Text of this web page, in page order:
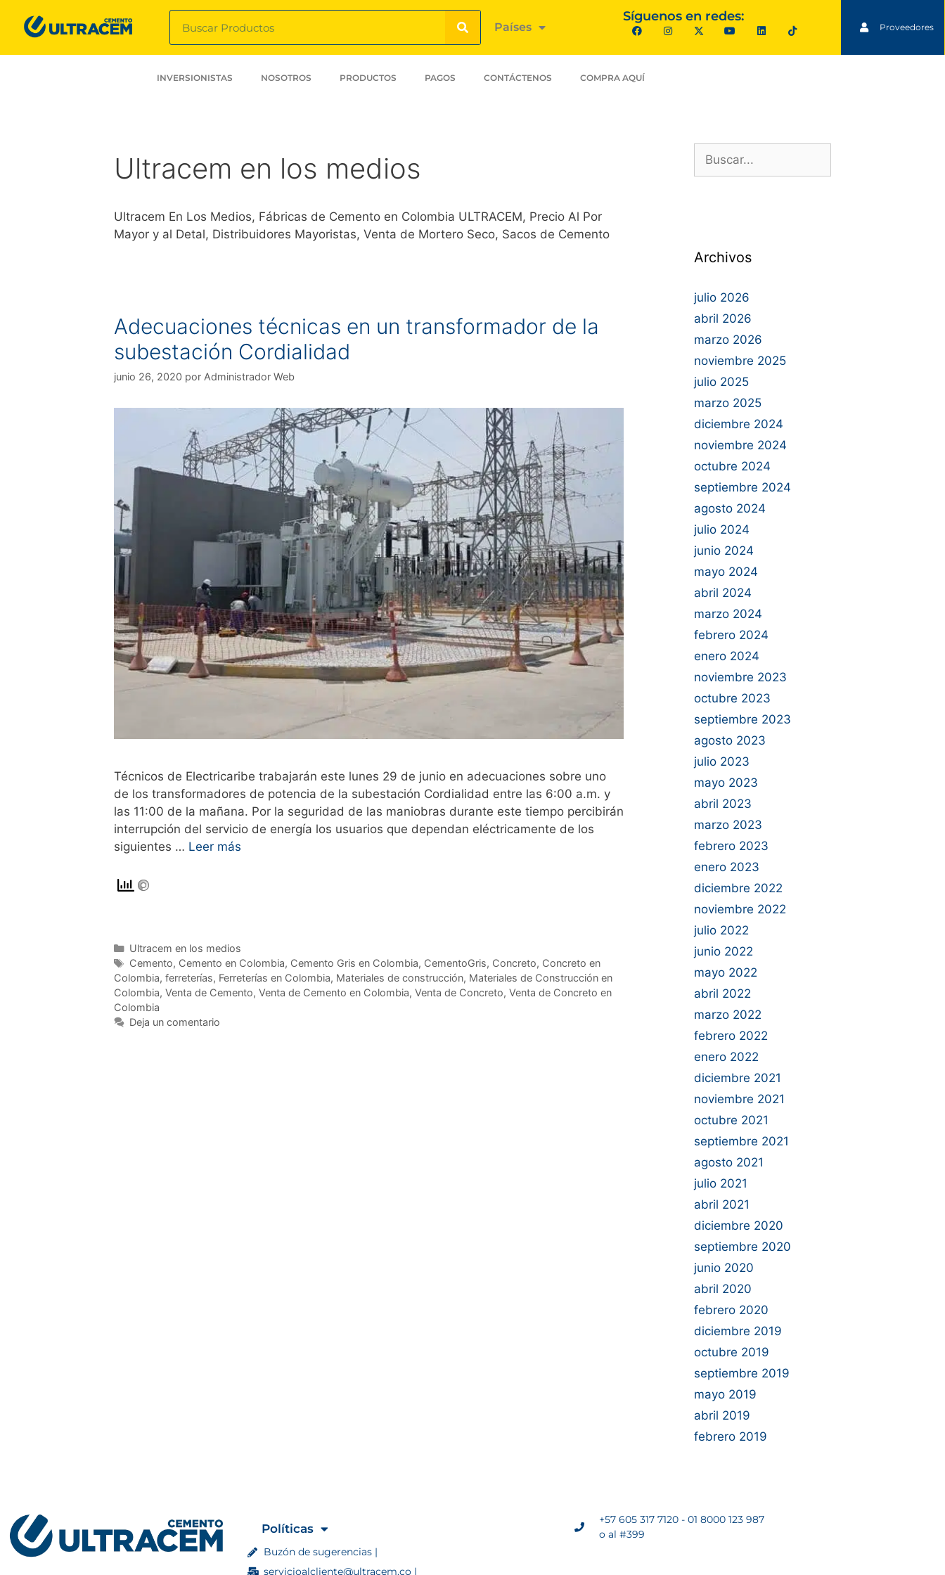
Países
Síguenos en redes:
Proveedores
INVERSIONISTAS NOSOTROS PRODUCTOS PAGOS CONTÁCTENOS COMPRA AQUÍ
Ultracem en los medios
Ultracem En Los Medios, Fábricas de Cemento en Colombia ULTRACEM, Precio Al Por
Mayor y al Detal, Distribuidores Mayoristas, Venta de Mortero Seco, Sacos de Cemento
Adecuaciones técnicas en un transformador de la
subestación Cordialidad
junio 26, 2020 por Administrador Web
Técnicos de Electricaribe trabajarán este lunes 29 de junio en adecuaciones sobre uno
de los transformadores de potencia de la subestación Cordialidad entre las 6:00 a.m. y
las 11:00 de la mañana. Por la seguridad de las maniobras durante este tiempo percibirán
interrupción del servicio de energía los usuarios que dependan eléctricamente de los
siguientes … Leer más
Ultracem en los medios
Cemento, Cemento en Colombia, Cemento Gris en Colombia, CementoGris, Concreto, Concreto en
Colombia, ferreterías, Ferreterías en Colombia, Materiales de construcción, Materiales de Construcción en
Colombia, Venta de Cemento, Venta de Cemento en Colombia, Venta de Concreto, Venta de Concreto en
Colombia
Deja un comentario
Archivos
julio 2026
abril 2026
marzo 2026
noviembre 2025
julio 2025
marzo 2025
diciembre 2024
noviembre 2024
octubre 2024
septiembre 2024
agosto 2024
julio 2024
junio 2024
mayo 2024
abril 2024
marzo 2024
febrero 2024
enero 2024
noviembre 2023
octubre 2023
septiembre 2023
agosto 2023
julio 2023
mayo 2023
abril 2023
marzo 2023
febrero 2023
enero 2023
diciembre 2022
noviembre 2022
julio 2022
junio 2022
mayo 2022
abril 2022
marzo 2022
febrero 2022
enero 2022
diciembre 2021
noviembre 2021
octubre 2021
septiembre 2021
agosto 2021
julio 2021
abril 2021
diciembre 2020
septiembre 2020
junio 2020
abril 2020
febrero 2020
diciembre 2019
octubre 2019
septiembre 2019
mayo 2019
abril 2019
febrero 2019
Políticas
Buzón de sugerencias |
servicioalcliente@ultracem.co |
+57 605 317 7120 - 01 8000 123 987
o al #399